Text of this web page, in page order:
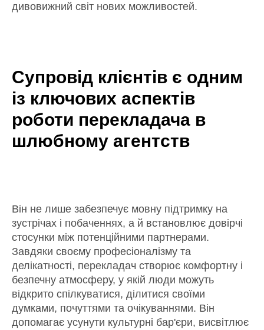
дивовижний світ нових можливостей.
Супровід клієнтів є одним
із ключових аспектів
роботи перекладача в
шлюбному агентств
Він не лише забезпечує мовну підтримку на
зустрічах і побаченнях, а й встановлює довірчі
стосунки між потенційними партнерами.
Завдяки своєму професіоналізму та
делікатності, перекладач створює комфортну і
безпечну атмосферу, у якій люди можуть
відкрито спілкуватися, ділитися своїми
думками, почуттями та очікуваннями. Він
допомагає усунути культурні бар'єри, висвітлює